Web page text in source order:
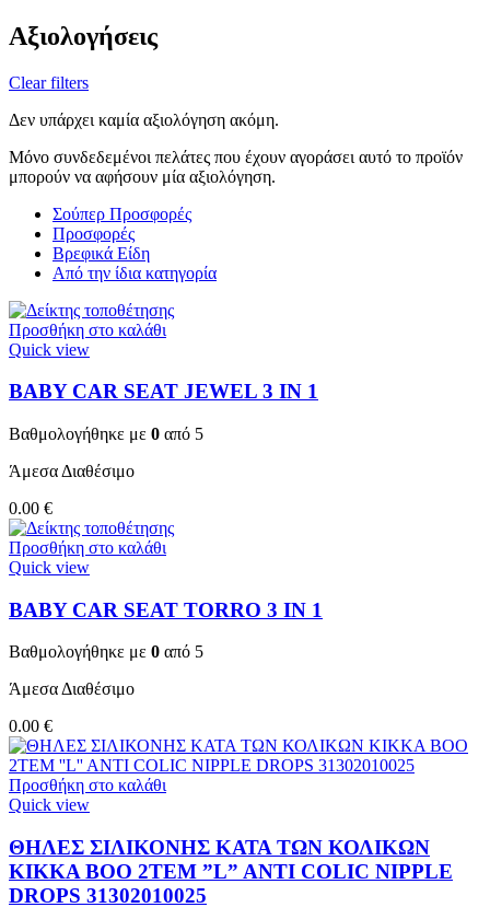
Αξιολογήσεις
Clear filters
Δεν υπάρχει καμία αξιολόγηση ακόμη.
Μόνο συνδεδεμένοι πελάτες που έχουν αγοράσει αυτό το προϊόν
μπορούν να αφήσουν μία αξιολόγηση.
Σούπερ Προσφορές
Προσφορές
Βρεφικά Είδη
Από την ίδια κατηγορία
Προσθήκη στο καλάθι
Quick view
BABY CAR SEAT JEWEL 3 ΙΝ 1
Βαθμολογήθηκε με 0 από 5
Άμεσα Διαθέσιμο
0.00 €
Προσθήκη στο καλάθι
Quick view
BABY CAR SEAT TORRO 3 ΙΝ 1
Βαθμολογήθηκε με 0 από 5
Άμεσα Διαθέσιμο
0.00 €
Προσθήκη στο καλάθι
Quick view
ΘΗΛΕΣ ΣΙΛΙΚΟΝΗΣ ΚΑΤΑ ΤΩΝ ΚΟΛΙΚΩΝ
KIKKA BOO 2TEM ”L” ANTI COLIC NIPPLE
DROPS 31302010025